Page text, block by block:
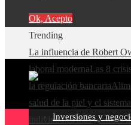
Ok, Acepto
Trending
La influencia de Robert
laboral modernaLas 8
la regulación bancaria
salud de la piel y el
individuales más
Inversiones y